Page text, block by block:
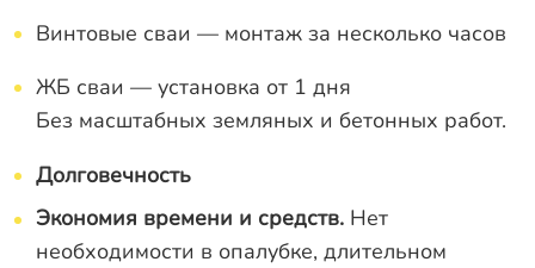
Винтовые сваи — монтаж за несколько часов
ЖБ сваи — установка от 1 дня
Без масштабных земляных и бетонных работ.
Долговечность
Экономия времени и средств.Нет
необходимости в опалубке, длительном